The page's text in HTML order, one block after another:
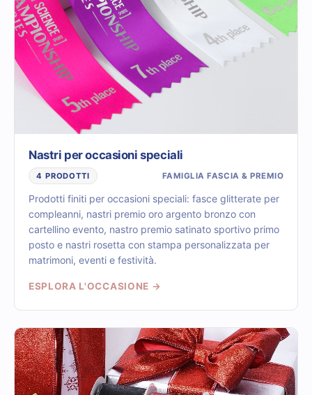
Nastri per occasioni speciali
4 PRODOTTI FAMIGLIA FASCIA & PREMIO
Prodotti finiti per occasioni speciali: fasce glitterate per
compleanni, nastri premio oro argento bronzo con
cartellino evento, nastro premio satinato sportivo primo
posto e nastri rosetta con stampa personalizzata per
matrimoni, eventi e festività.
ESPLORA L'OCCASIONE